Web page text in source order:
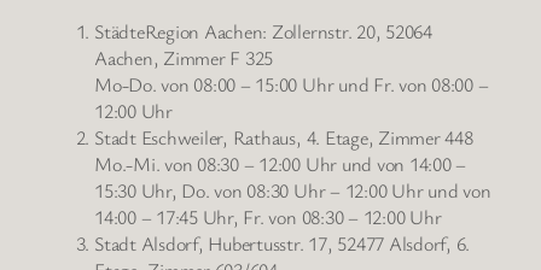
StädteRegion Aachen: Zollernstr. 20, 52064
Aachen, Zimmer F 325
Mo-Do. von 08:00 – 15:00 Uhr und Fr. von 08:00 –
12:00 Uhr
Stadt Eschweiler, Rathaus, 4. Etage, Zimmer 448
Mo.-Mi. von 08:30 – 12:00 Uhr und von 14:00 –
15:30 Uhr, Do. von 08:30 Uhr – 12:00 Uhr und von
14:00 – 17:45 Uhr, Fr. von 08:30 – 12:00 Uhr
Stadt Alsdorf, Hubertusstr. 17, 52477 Alsdorf, 6.